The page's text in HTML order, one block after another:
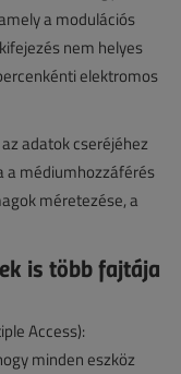
a modulációs
nem helyes
elektromos
adatok cseréjéhez
a médiumhozzáférés
méretezése, a
is több fajtája
Access):
minden eszköz